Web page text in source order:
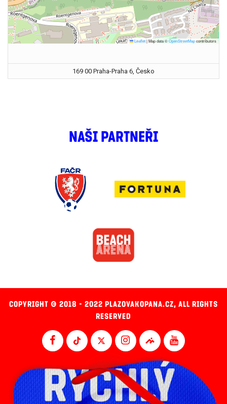
Leaflet|Map data ©OpenStreetMapcontributors
169 00 Praha-Praha 6, Česko
NAŠI PARTNEŘI
COPYRIGHT © 2018 - 2022 PLAZOVAKOPANA.CZ, ALL RIGHTS
RESERVED